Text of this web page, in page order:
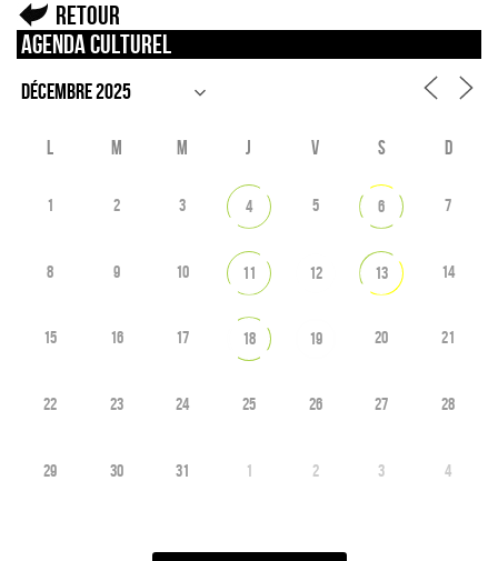
Retour
Agenda culturel
L M M J V S D
1 2 3 4 5 6 7
8 9 10 11 12 13 14
15 16 17 18 19 20 21
22 23 24 25 26 27 28
29 30 31 1 2 3 4